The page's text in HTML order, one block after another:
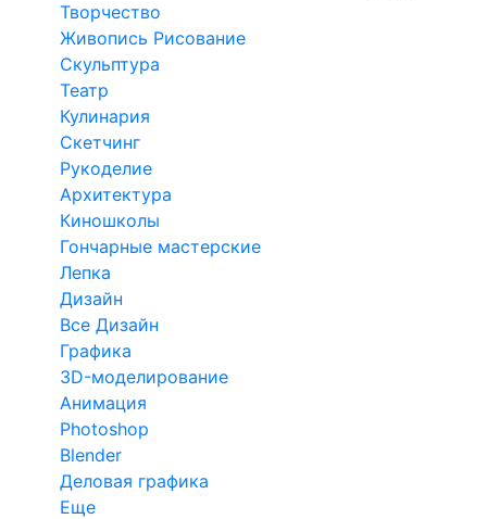
Творчество
Живопись Рисование
Скульптура
Театр
Кулинария
Скетчинг
Рукоделие
Архитектура
Киношколы
Гончарные мастерские
Лепка
Дизайн
Все Дизайн
Графика
3D-моделирование
Анимация
Photoshop
Blender
Деловая графика
Еще